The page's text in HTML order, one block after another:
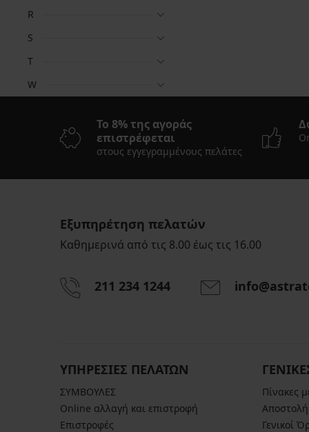
R
S
T
W
Το 8% της αγοράς
επιστρέφεται
στους εγγεγραμμένους πελάτες
Εξυπηρέτηση πελατών
Καθημερινά από τις 8.00 έως τις 16.00
211 234 1244
ΥΠΗΡΕΣΙΕΣ ΠΕΛΑΤΩΝ
ΣΥΜΒΟΥΛΕΣ
Online αλλαγή και επιστροφή
Επιστροφές
Πίνακες
Γενικοί